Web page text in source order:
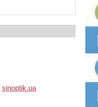
sinoptik.ua